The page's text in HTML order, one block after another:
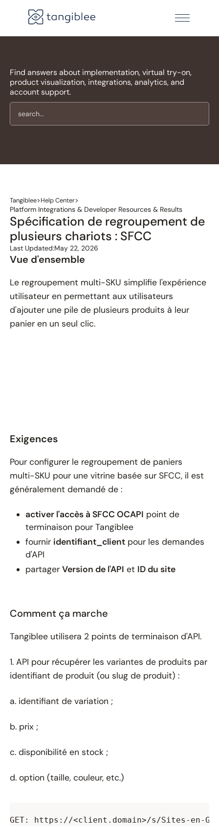
Find answers about implementation, virtual try-on,
product visualization, integrations, analytics, and
account support.
Tangiblee>Help Center>
Platform Integrations & Developer Resources & Results
Spécification de regroupement de
plusieurs chariots : SFCC
Last Updated:May 22, 2026
Vue d'ensemble
Le regroupement multi-SKU simplifie l'expérience
utilisateur en permettant aux utilisateurs
d'ajouter une pile de plusieurs produits à leur
panier en un seul clic.
Exigences
Pour configurer le regroupement de paniers
multi-SKU pour une vitrine basée sur SFCC, il est
généralement demandé de :
activer l'accès à SFCC OCAPI point de
terminaison pour Tangiblee
fournir identifiant_client pour les demandes
d'API
partager Version de l'API et ID du site
Comment ça marche
Tangiblee utilisera 2 points de terminaison d'API.
1. API pour récupérer les variantes de produits par
identifiant de produit (ou slug de produit) :
a. identifiant de variation ;
b. prix ;
c. disponibilité en stock ;
d. option (taille, couleur, etc.)